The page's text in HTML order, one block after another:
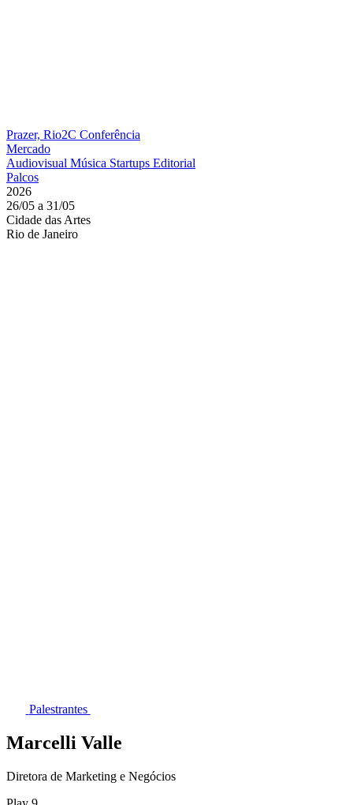
Prazer, Rio2C Conferência
Mercado
Audiovisual Música Startups Editorial
Palcos
2026
26/05 a 31/05
Cidade das Artes
Rio de Janeiro
Palestrantes
Marcelli Valle
Diretora de Marketing e Negócios